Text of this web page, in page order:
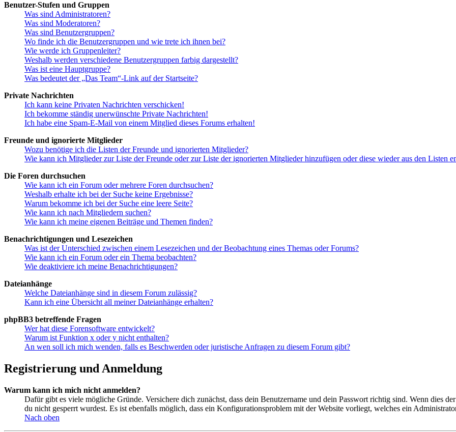
Benutzer-Stufen und Gruppen
Was sind Administratoren?
Was sind Moderatoren?
Was sind Benutzergruppen?
Wo finde ich die Benutzergruppen und wie trete ich ihnen bei?
Wie werde ich Gruppenleiter?
Weshalb werden verschiedene Benutzergruppen farbig dargestellt?
Was ist eine Hauptgruppe?
Was bedeutet der „Das Team“-Link auf der Startseite?
Private Nachrichten
Ich kann keine Privaten Nachrichten verschicken!
Ich bekomme ständig unerwünschte Private Nachrichten!
Ich habe eine Spam-E-Mail von einem Mitglied dieses Forums erhalten!
Freunde und ignorierte Mitglieder
Wozu benötige ich die Listen der Freunde und ignorierten Mitglieder?
Wie kann ich Mitglieder zur Liste der Freunde oder zur Liste der ignorierten Mitglieder hinzufügen oder diese wieder aus den Listen
Die Foren durchsuchen
Wie kann ich ein Forum oder mehrere Foren durchsuchen?
Weshalb erhalte ich bei der Suche keine Ergebnisse?
Warum bekomme ich bei der Suche eine leere Seite?
Wie kann ich nach Mitgliedern suchen?
Wie kann ich meine eigenen Beiträge und Themen finden?
Benachrichtigungen und Lesezeichen
Was ist der Unterschied zwischen einem Lesezeichen und der Beobachtung eines Themas oder Forums?
Wie kann ich ein Forum oder ein Thema beobachten?
Wie deaktiviere ich meine Benachrichtigungen?
Dateianhänge
Welche Dateianhänge sind in diesem Forum zulässig?
Kann ich eine Übersicht all meiner Dateianhänge erhalten?
phpBB3 betreffende Fragen
Wer hat diese Forensoftware entwickelt?
Warum ist Funktion x oder y nicht enthalten?
An wen soll ich mich wenden, falls es Beschwerden oder juristische Anfragen zu diesem Forum gibt?
Registrierung und Anmeldung
Warum kann ich mich nicht anmelden?
Dafür gibt es viele mögliche Gründe. Versichere dich zunächst, dass dein Benutzername und dein Passwort richtig sind. Wenn dies
du nicht gesperrt wurdest. Es ist ebenfalls möglich, dass ein Konfigurationsproblem mit der Website vorliegt, welches ein
Nach oben